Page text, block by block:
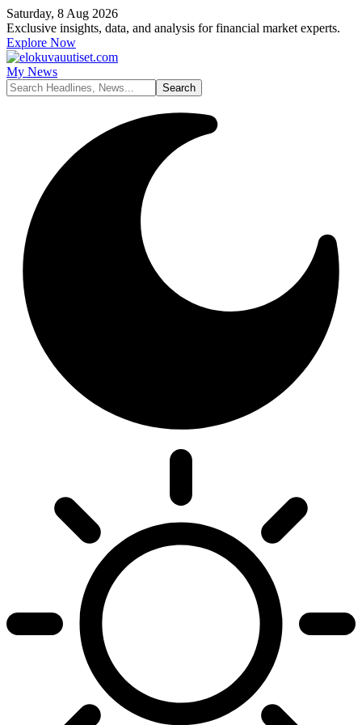
Saturday, 8 Aug 2026
Exclusive insights, data, and analysis for financial market experts.
Explore Now
My News